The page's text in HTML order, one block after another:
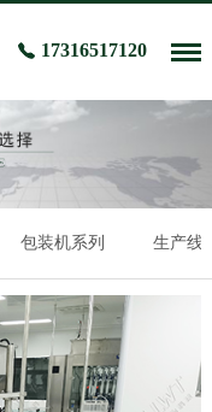
17316517120
包装机系列 生产线